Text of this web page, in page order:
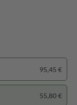
95,45 €
55,80 €